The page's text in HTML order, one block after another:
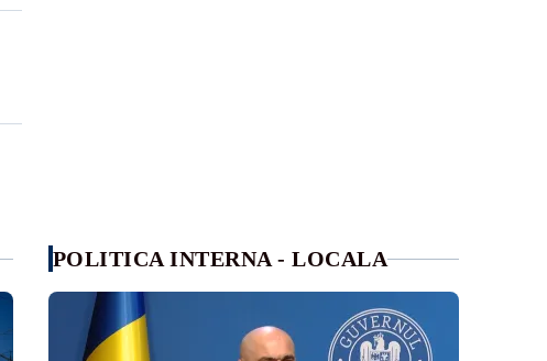
POLITICA INTERNA - LOCALA